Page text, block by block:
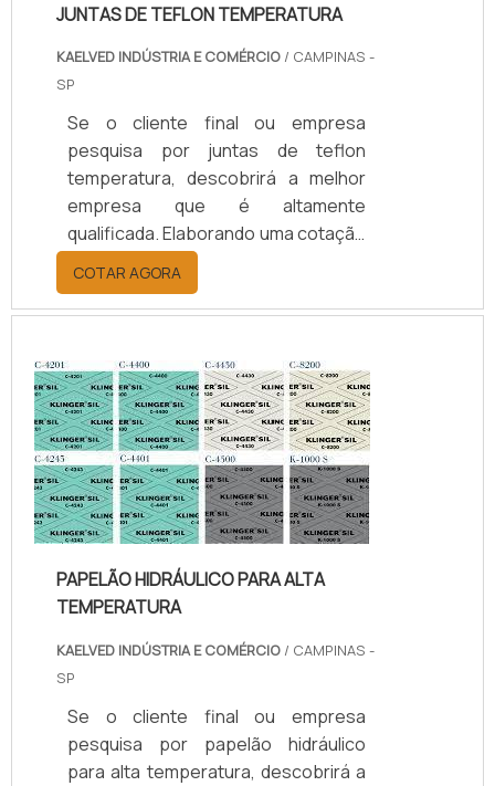
JUNTAS DE TEFLON TEMPERATURA
KAELVED INDÚSTRIA E COMÉRCIO / CAMPINAS -
SP
Se o cliente final ou empresa
pesquisa por juntas de teflon
temperatura, descobrirá a melhor
empresa que é altamente
qualificada. Elaborando uma cotação
por meio da plataforma e
descobrindo a melhor referência do
mercado.Sim, aqui é o lugar certo!
temperatura, com os colaboradores
da kaelved obterá excelente custo-
benefício com assessoria técnica
especializada.UM POUCO MAIS
SOBRE JUNTAS DE TEFLON
TEMPERA...
COTAR AGORA
PAPELÃO HIDRÁULICO PARA ALTA
TEMPERATURA
KAELVED INDÚSTRIA E COMÉRCIO / CAMPINAS -
SP
Se o cliente final ou empresa
pesquisa por papelão hidráulico
para alta temperatura, descobrirá a